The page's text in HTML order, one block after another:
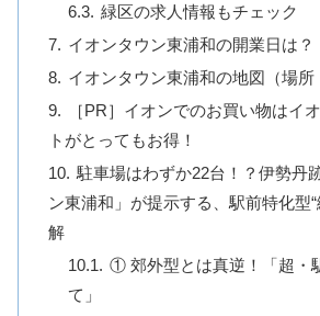
緑区の求人情報もチェック
イオンタウン東浦和の開業日は？
イオンタウン東浦和の地図（場所
［PR］イオンでのお買い物はイ
トがとってもお得！
駐車場はわずか22台！？伊勢丹
ン東浦和」が提示する、駅前特化型
解
① 郊外型とは真逆！「超・
て」